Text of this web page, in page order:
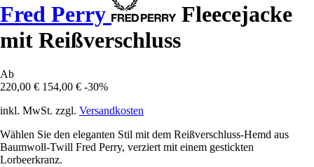
Fred Perry
Fleecejacke
mit Reißverschluss
Ab
220,00 € 154,00 € -30%
inkl. MwSt. zzgl. Versandkosten
Wählen Sie den eleganten Stil mit dem Reißverschluss-Hemd aus
Baumwoll-Twill Fred Perry, verziert mit einem gestickten
Lorbeerkranz.